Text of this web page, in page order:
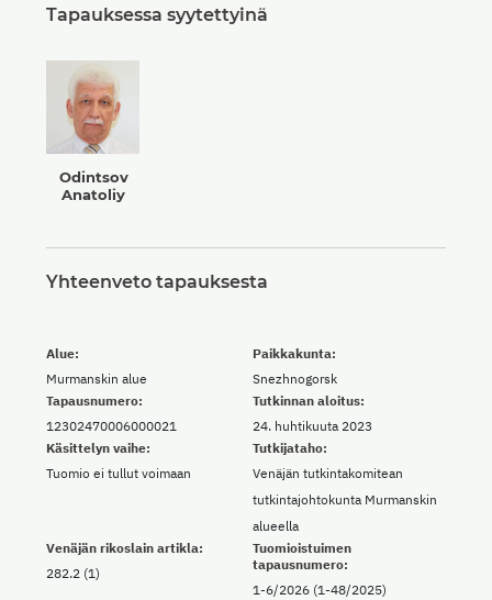
Tapauksessa syytettyinä
Odintsov
Anatoliy
Yhteenveto tapauksesta
Alue:
Murmanskin alue
Paikkakunta:
Snezhnogorsk
Tapausnumero:
12302470006000021
Tutkinnan aloitus:
24. huhtikuuta 2023
Käsittelyn vaihe:
Tuomio ei tullut voimaan
Tutkijataho:
Venäjän tutkintakomitean
tutkintajohtokunta Murmanskin
alueella
Venäjän rikoslain artikla:
282.2 (1)
Tuomioistuimen
tapausnumero:
1-6/2026 (1-48/2025)